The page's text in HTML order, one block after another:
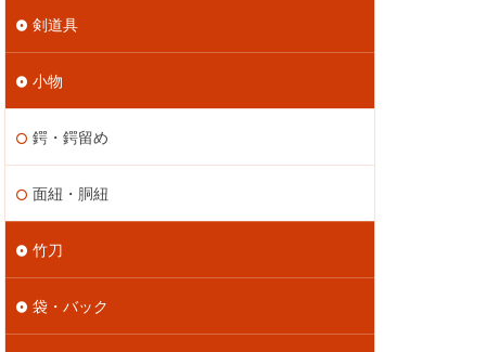
剣道具
小物
鍔・鍔留め
面紐・胴紐
竹刀
袋・バック